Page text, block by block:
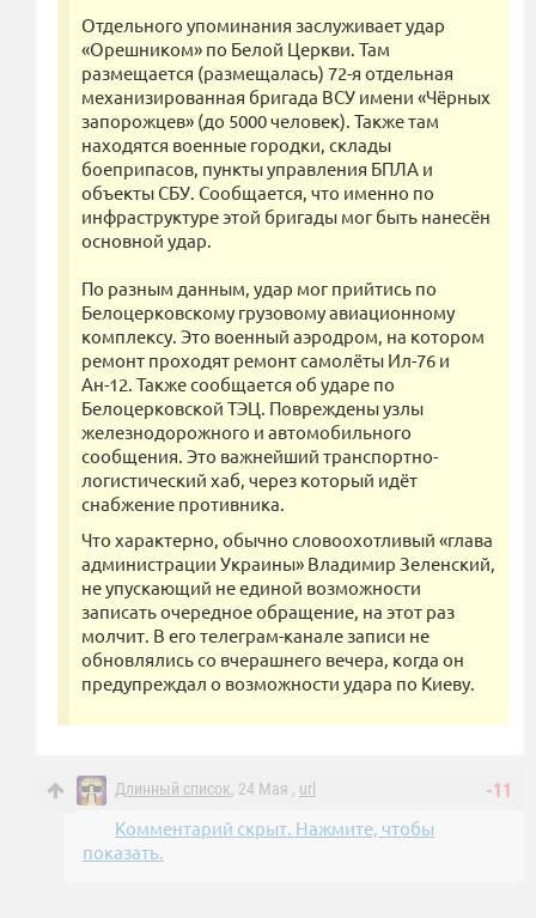
Отдельного упоминания заслуживает удар
«Орешником» по Белой Церкви. Там
размещается (размещалась) 72-я отдельная
механизированная бригада ВСУ имени «Чёрных
запорожцев» (до 5000 человек). Также там
находятся военные городки, склады
боеприпасов, пункты управления БПЛА и
объекты СБУ. Сообщается, что именно по
инфраструктуре этой бригады мог быть нанесён
основной удар.
По разным данным, удар мог прийтись по
Белоцерковскому грузовому авиационному
комплексу. Это военный аэродром, на котором
ремонт проходят ремонт самолёты Ил-76 и
Ан-12. Также сообщается об ударе по
Белоцерковской ТЭЦ. Повреждены узлы
железнодорожного и автомобильного
сообщения. Это важнейший транспортно-
логистический хаб, через который идёт
снабжение противника.
Что характерно, обычно словоохотливый «глава
администрации Украины» Владимир Зеленский,
не упускающий не единой возможности
записать очередное обращение, на этот раз
молчит. В его телеграм-канале записи не
обновлялись со вчерашнего вечера, когда он
предупреждал о возможности удара по Киеву.
-11
Длинный список, 24 Мая , url
Комментарий скрыт. Нажмите, чтобы
показать.